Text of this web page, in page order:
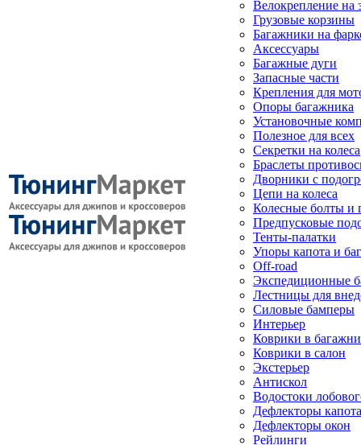
Велокрепление на
Грузовые корзины
Багажники на
Аксессуары
Багажные дуги
Запасные части
Крепления для
Опоры багажника
Установочные
Полезное для всех
Секретки на колеса
Браслеты
Дворники с
Цепи на колеса
Колесные болты и
Предпусковые
Тенты-палатки
Упоры капота и
Off-road
Экспедиционные
Лестницы для
Силовые бамперы
Интерьер
Коврики в
Коврики в салон
Экстерьер
Антискол
Водостоки
Дефлекторы капота
Дефлекторы окон
Рейлинги